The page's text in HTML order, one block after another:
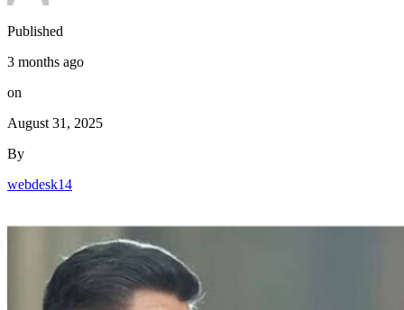
Published
3 months ago
on
August 31, 2025
By
webdesk14